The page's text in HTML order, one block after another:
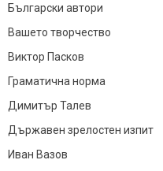
Български автори
Вашето творчество
Виктор Пасков
Граматична норма
Димитър Талев
Държавен зрелостен изпит
Иван Вазов